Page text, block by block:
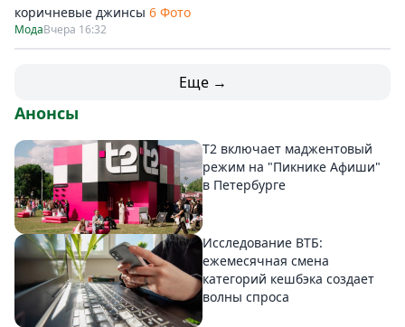
коричневые джинсы 6 Фото
МодаВчера 16:32
Еще →
Анонсы
Т2 включает маджентовый
режим на "Пикнике Афиши"
в Петербурге
Исследование ВТБ:
ежемесячная смена
категорий кешбэка создает
волны спроса